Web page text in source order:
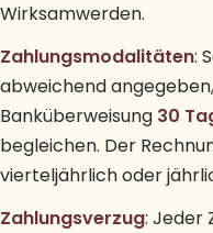
Wirksamwerden.
Zahlungsmodalitäten:
abweichend
Banküberweisung 30
begleichen. Der
vierteljährlich oder
Zahlungsverzug: Jeder